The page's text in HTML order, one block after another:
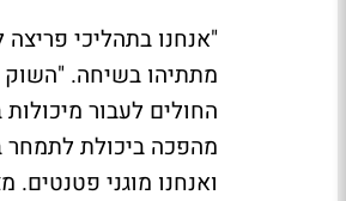
"אנחנו בתהליכי
מתתיהו בשיחה. "השוק
מהפכה ביכולת לתמחר
ואנחנו מוגני פטנטים.